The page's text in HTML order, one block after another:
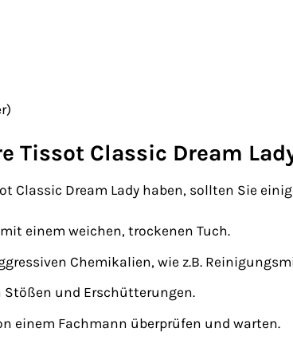
Tissot Classic Dream
Classic Dream Lady haben, sollten Sie
einem weichen, trockenen Tuch.
Chemikalien, wie z.B.
Stößen und Erschütterungen.
einem Fachmann überprüfen und warten.